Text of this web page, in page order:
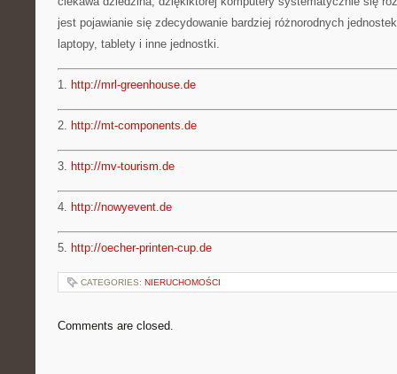
jest pojawianie się zdecydowanie bardziej różnorodnych
laptopy, tablety i inne jednostki.
1. http://mrl-greenhouse.de
2. http://mt-components.de
3. http://mv-tourism.de
4. http://nowyevent.de
5. http://oecher-printen-cup.de
CATEGORIES: NIERUCHOMOŚCI
Comments are closed.